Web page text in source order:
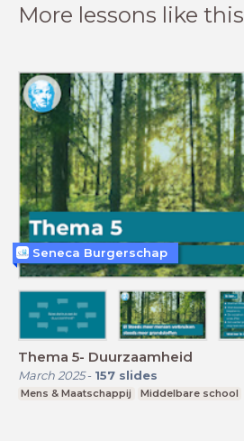
More lessons like this
Thema 5- Duurzaamheid
March 2025- 157 slides
Mens & Maatschappij Middelbare school
Seneca Burgerschap